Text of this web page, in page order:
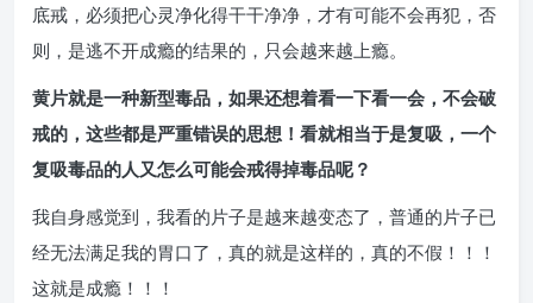
底戒，必须把心灵净化得干干净净，才有可能不会再犯，否
则，是逃不开成瘾的结果的，只会越来越上瘾。
黄片就是一种新型毒品，如果还想着看一下看一会，不会破
戒的，这些都是严重错误的思想！看就相当于是复吸，一个
复吸毒品的人又怎么可能会戒得掉毒品呢？
我自身感觉到，我看的片子是越来越变态了，普通的片子已
经无法满足我的胃口了，真的就是这样的，真的不假！！！
这就是成瘾！！！